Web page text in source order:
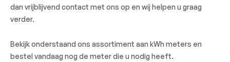
dan vrijblijvend contact met ons op en wij helpen u graag
verder.
Bekijk onderstaand ons assortiment aan kWh meters en
bestel vandaag nog de meter die u nodig heeft.